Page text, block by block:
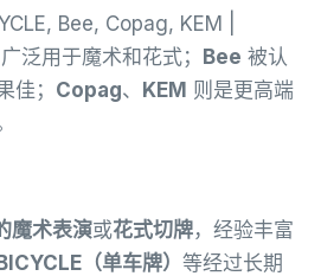
Bee, Copag, KEM |
泛用于魔术和花式； Bee 被认
佳； Copag、 KEM 则是更高端
魔术表演或花式切牌，经验丰富
BICYCLE（单车牌） 等经过长期